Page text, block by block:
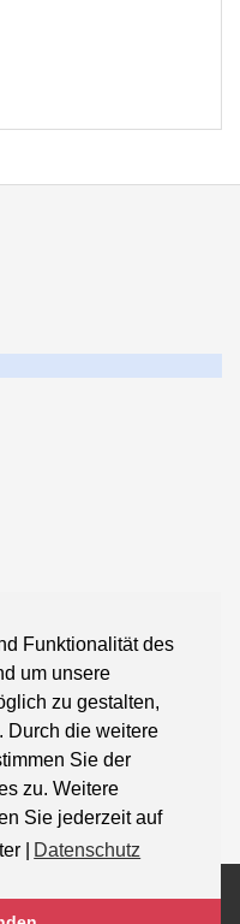
Funktionalität des
um unsere
zu gestalten,
Durch die weitere
Sie der
zu. Weitere
Sie jederzeit auf
|
Datenschutz